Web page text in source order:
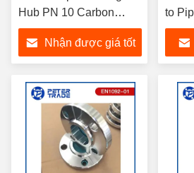
Hub PN 10 Carbon
Steel Slip On Flange
A105 Đối với đường
ống dẫn dầu và khí
Nhận được giá tốt
to
Steel
mỏ